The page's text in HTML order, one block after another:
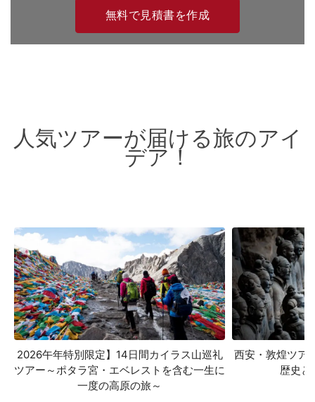
無料で見積書を作成
人気ツアーが届ける旅のアイ
デア！
2026午年特別限定】14日間カイラス山巡礼
ツアー～ポタラ宮・エベレストを含む一生に
一度の高原の旅～
西安・敦煌ツア
歴史と